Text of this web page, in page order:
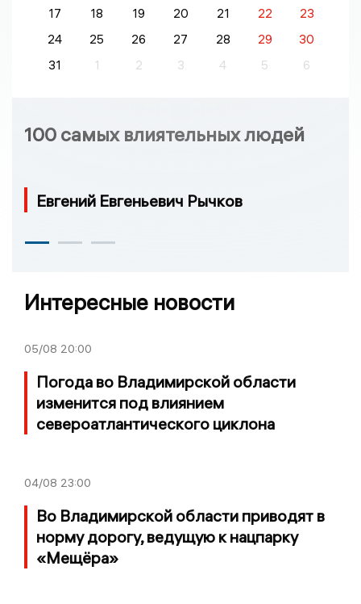
17 18 19 20 21 22
23
24
25 26 27 28 29
30
31
1 2 3 4 5 6
100 самых влиятельных людей
Евгений Евгеньевич Рычков
Интересные новости
05/08 20:00
Погода во Владимирской области
изменится под влиянием
североатлантического циклона
04/08 23:00
Во Владимирской области приводят в
норму дорогу, ведущую к нацпарку
«Мещёра»